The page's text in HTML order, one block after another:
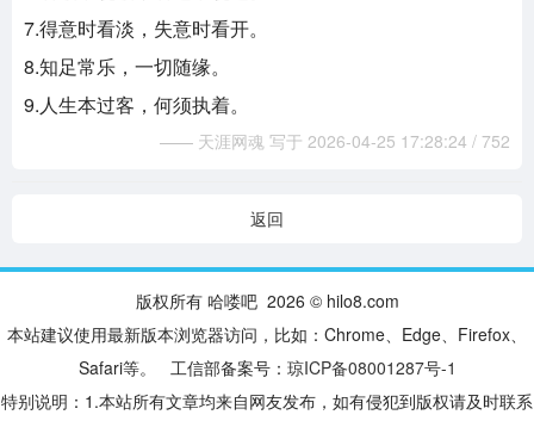
7.得意时看淡，失意时看开。
8.知足常乐，一切随缘。
9.人生本过客，何须执着。
—— 天涯网魂 写于 2026-04-25 17:28:24 / 752
返回
版权所有 哈喽吧 2026 © hilo8.com
本站建议使用最新版本浏览器访问，比如：Chrome、Edge、Firefox、
Safari等。 工信部备案号： 琼ICP备08001287号-1
特别说明：1.本站所有文章均来自网友发布，如有侵犯到版权请及时联系